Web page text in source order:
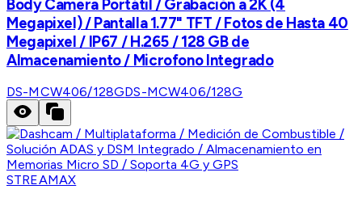
Body Camera Portátil / Grabación a 2K (4
Megapixel) / Pantalla 1.77" TFT / Fotos de Hasta 40
Megapixel / IP67 / H.265 / 128 GB de
Almacenamiento / Microfono Integrado
DS-MCW406/128GDS-MCW406/128G
STREAMAX